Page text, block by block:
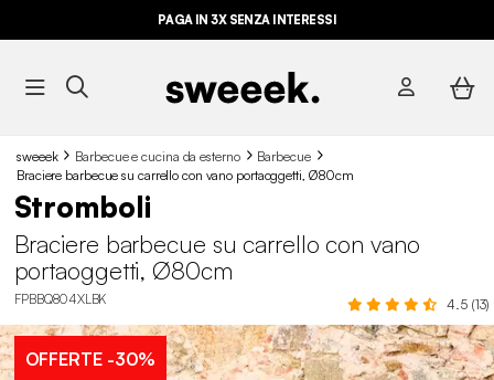
PAGA IN 3X SENZA INTERESSI
sweeek Barbecue e cucina da esterno
Barbecue
Braciere barbecue su carrello con vano portaoggetti, Ø80cm
Stromboli
Braciere barbecue su carrello con vano
portaoggetti, Ø80cm
FPBBQ804XLBK 4.5 (13)
OFFERTE-30%